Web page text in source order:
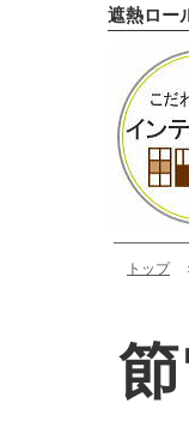
遮熱ロー
トップ